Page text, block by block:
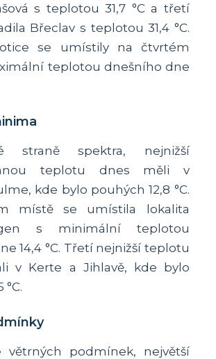
s teplotou 31,7 °C a třetí
Břeclav s teplotou 31,4 °C.
se umístily na čtvrtém
teplotou dnešního dne
straně spektra, nejnižší
teplotu dnes měli v
kde bylo pouhých 12,8 °C.
místě se umístila lokalita
s minimální teplotou
14,4 °C. Třetí nejnižší teplotu
v Kerte a Jihlavě, kde bylo
°C.
větrných podmínek, největší